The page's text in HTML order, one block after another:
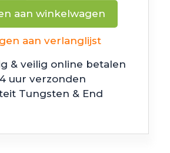
Fishing
Shears
aantal
aan winkelwagen
aan verlanglijst
& veilig online betalen
uur verzonden
Tungsten & End